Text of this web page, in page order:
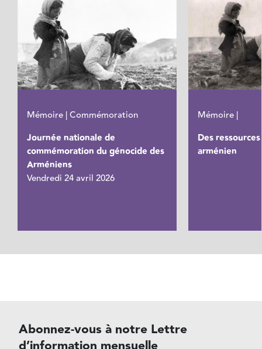
Mémoire | Commémoration
Journée nationale de
commémoration du génocide des
Arméniens
Vendredi 24 avril 2026
Mémoire |
Des
arménien
Abonnez-vous à notre Lettre